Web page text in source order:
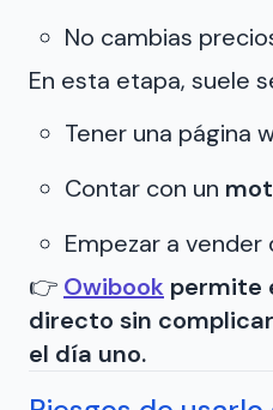
No cambias
En esta etapa, suele
Tener una página
Contar con un
Empezar a vender
👉 Owibook permite
directo sin
el día uno.